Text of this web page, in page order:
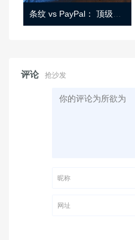
条纹 vs PayPal： 顶级功能， 定价 （和更多！
评论 抢沙发